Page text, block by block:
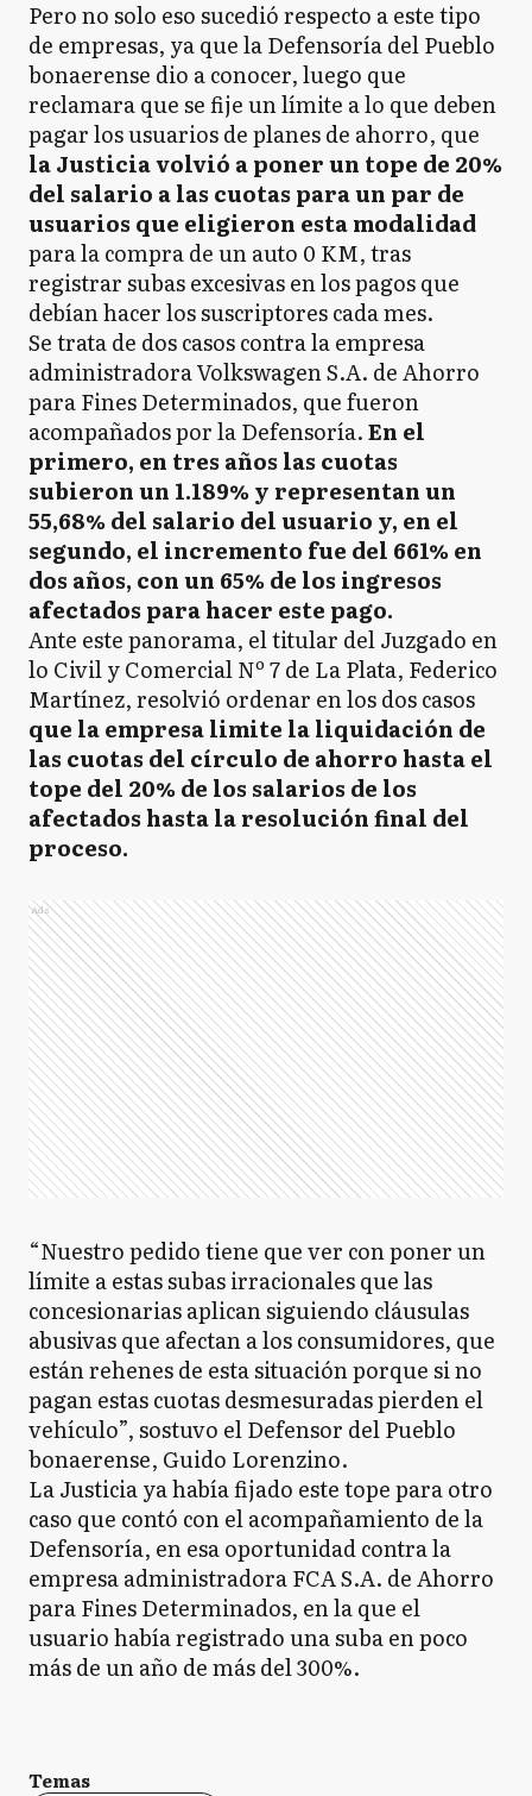
Pero no solo eso sucedió respecto a este tipo
de empresas, ya que la Defensoría del Pueblo
bonaerense dio a conocer, luego que
reclamara que se fije un límite a lo que deben
pagar los usuarios de planes de ahorro, que
la Justicia volvió a poner un tope de 20%
del salario a las cuotas para un par de
usuarios que eligieron esta modalidad
para la compra de un auto 0 KM, tras
registrar subas excesivas en los pagos que
debían hacer los suscriptores cada mes.
Se trata de dos casos contra la empresa
administradora Volkswagen S.A. de Ahorro
para Fines Determinados, que fueron
acompañados por la Defensoría.En el
primero, en tres años las cuotas
subieron un 1.189% y representan un
55,68% del salario del usuario y, en el
segundo, el incremento fue del 661% en
dos años, con un 65% de los ingresos
afectados para hacer este pago.
Ante este panorama, el titular del Juzgado en
lo Civil y Comercial Nº 7 de La Plata, Federico
Martínez, resolvió ordenar en los dos casos
que la empresa limite la liquidación de
las cuotas del círculo de ahorro hasta el
tope del 20% de los salarios de los
afectados hasta la resolución final del
proceso.
Ads
“Nuestro pedido tiene que ver con poner un
límite a estas subas irracionales que las
concesionarias aplican siguiendo cláusulas
abusivas que afectan a los consumidores, que
están rehenes de esta situación porque si no
pagan estas cuotas desmesuradas pierden el
vehículo”, sostuvo el Defensor del Pueblo
bonaerense, Guido Lorenzino.
La Justicia ya había fijado este tope para otro
caso que contó con el acompañamiento de la
Defensoría, en esa oportunidad contra la
empresa administradora FCA S.A. de Ahorro
para Fines Determinados, en la que el
usuario había registrado una suba en poco
más de un año de más del 300%.
Temas